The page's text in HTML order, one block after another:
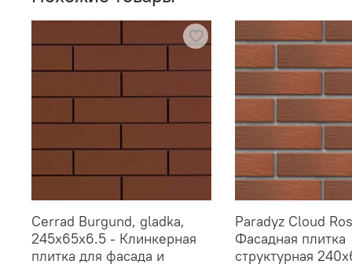
Cerrad Burgund, gladka,
245x65x6.5 - Клинкерная
плитка для фасада и
Paradyz Cloud
Фасадная плитка
структурная